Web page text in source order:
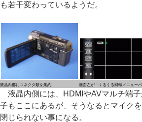
も若干変わっているようだ。
液晶内部にコネクタ類を集約 画面左が「くるくる回転メニューバ
液晶内側には、HDMIやAVマルチ端
子もここにあるが、そうなるとマイク
閉じられない事になる。